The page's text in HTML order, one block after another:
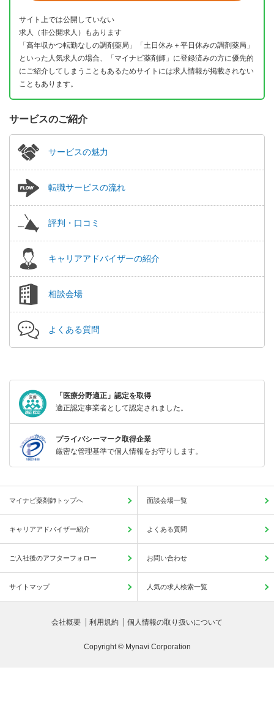
サイト上では公開していない
求人（非公開求人）もあります
「高年収かつ転勤なしの調剤薬局」「土日休み＋平日休みの調剤薬局」
といった人気求人の場合、「マイナビ薬剤師」に登録済みの方に優先的
にご紹介してしまうこともあるためサイトには求人情報が掲載されない
こともあります。
サービスのご紹介
サービスの魅力
転職サービスの流れ
評判・口コミ
キャリアアドバイザーの紹介
相談会場
よくある質問
「医療分野適正」認定を取得
適正認定事業者として認定されました。
プライバシーマーク取得企業
厳密な管理基準で個人情報をお守りします。
マイナビ薬剤師トップへ 面談会場一覧
キャリアアドバイザー紹介 よくある質問
ご入社後のアフターフォロー お問い合わせ
サイトマップ 人気の求人検索一覧
会社概要 利用規約 個人情報の取り扱いについて
Copyright © Mynavi Corporation